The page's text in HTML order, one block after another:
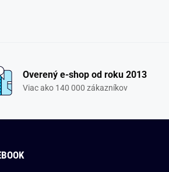
Overený e-shop od roku 2013
Viac ako 140 000 zákazníkov